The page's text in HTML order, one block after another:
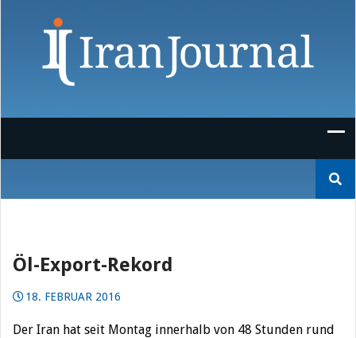
nach:
Öl-Export-Rekord
18. FEBRUAR 2016
Der Iran hat seit Montag innerhalb von 48 Stunden rund